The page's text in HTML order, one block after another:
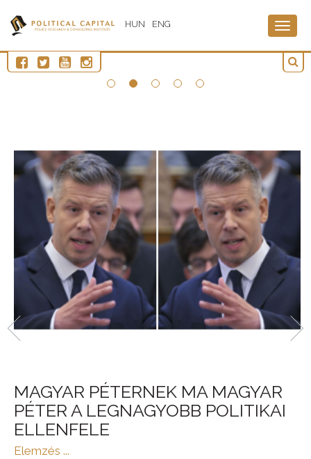
HUN ENG
MAGYAR PÉTERNEK MA MAGYAR
PÉTER A LEGNAGYOBB POLITIKAI
ELLENFELE
Elemzés ...